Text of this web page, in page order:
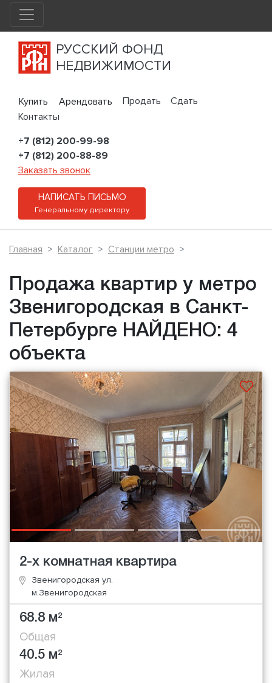
РУССКИЙ ФОНД
НЕДВИЖИМОСТИ
Купить Арендовать Продать
Сдать
Контакты
+7 (812) 200-99-98
+7 (812) 200-88-89
Заказать звонок
НАПИСАТЬ ПИСЬМО
Генеральному директору
Главная Каталог Станции метро
Продажа квартир у метро
Звенигородская в Санкт-
Петербурге НАЙДЕНО: 4
объекта
2-х комнатная квартира
Звенигородская ул.
м.Звенигородская
68.8 м2
Общая
40.5 м2
Жилая